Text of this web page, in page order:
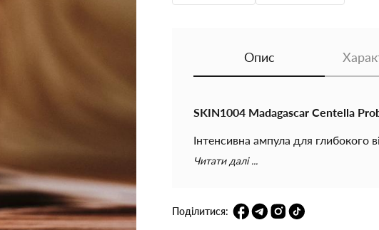
Опис
SKIN1004 Madagascar Centella
Інтенсивна ампула для глибокого
шкіри. Формула з ферментованою
церамідами допомагає відновити
Завдяки легкій молочно-гелевій
залишаючи липкості, даруючи
Читати далі ...
Поділитися: